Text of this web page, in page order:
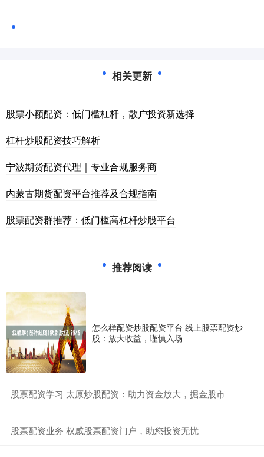
相关更新
股票小额配资：低门槛杠杆，散户投资新选择
杠杆炒股配资技巧解析
宁波期货配资代理｜专业合规服务商
内蒙古期货配资平台推荐及合规指南
股票配资群推荐：低门槛高杠杆炒股平台
推荐阅读
怎么样配资炒股配资平台 线上股票配资炒
股：放大收益，谨慎入场
​股票配资学习 太原炒股配资：助力资金放大，掘金股市
​股票配资业务 权威股票配资门户，助您投资无忧